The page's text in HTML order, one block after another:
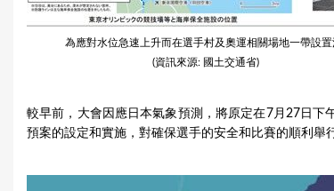
為應對水位急速上升而在選手村及奧運相關場地一帶設置
(資訊來源: 國土交通省)
較早前，大會因應日本氣象預測，將原定在7月27日下
預案的設定和實施，對確保選手的安全和比賽的順利舉